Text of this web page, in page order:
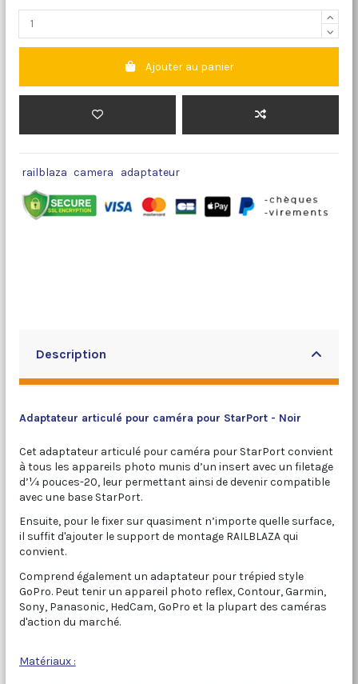
Ajouter au panier
railblaza camera adaptateur
Description
Adaptateur articulé pour caméra pour StarPort - Noir
Cet adaptateur articulé pour caméra pour StarPortconvient
à tous les appareils photo munis d’un insert avec un filetage
d’¼pouces-20, leur permettant ainsi de devenircompatible
avec une base StarPort.
Ensuite, pourle fixer surquasiment n’importe quelle surface,
il suffit d'ajouter le supportde montage RAILBLAZAqui
convient.
Comprend égalementun adaptateur pour trépied style
GoPro. Peut tenir un appareil photo reflex,Contour,Garmin,
Sony, Panasonic, HedCam,GoPro et la plupart des caméras
d'action du marché.
Matériaux :